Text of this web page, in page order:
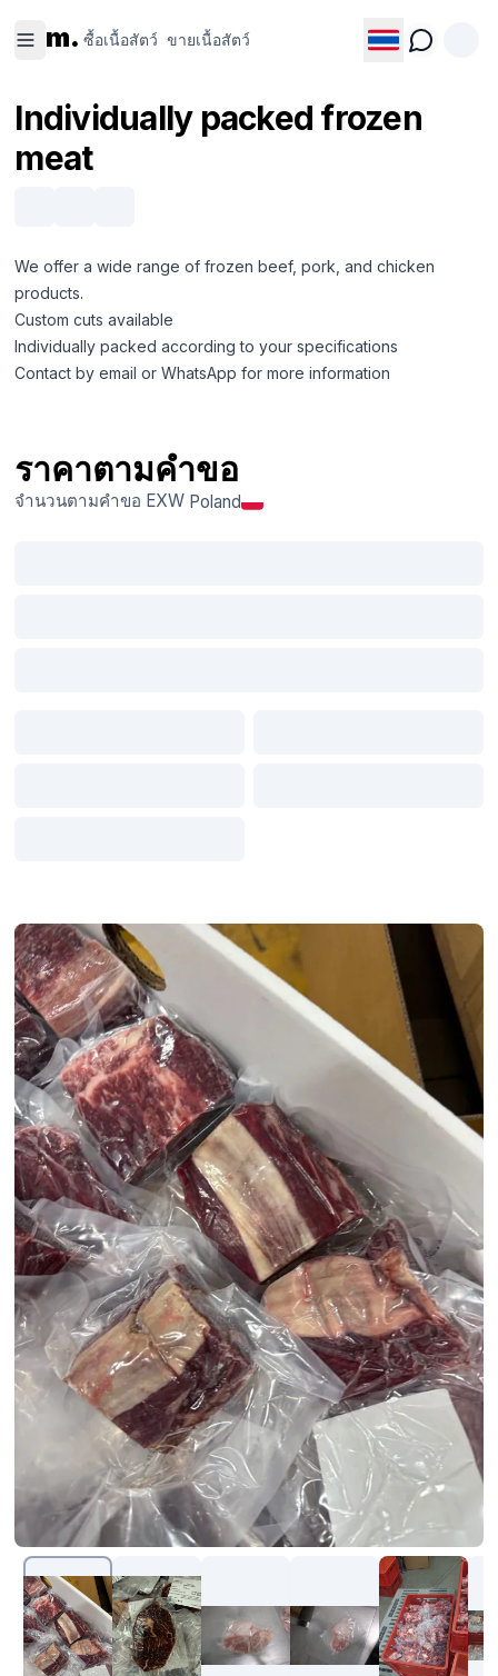
m. ซื้อเนื้อสัตว์ ขายเนื้อสัตว์
สัตว์
สัตว์
Individually packed frozen
meat
We offer a wide range of frozen beef, pork, and chicken
products.
Custom cuts available
Individually packed according to your specifications
Contact by email or WhatsApp for more information
ราคาตามคำขอ
จำนวนตามคำขอ EXW Poland